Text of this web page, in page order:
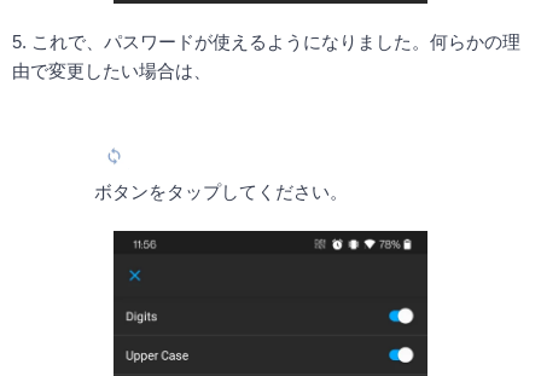
5. これで、パスワードが使えるようになりました。何らかの理
由で変更したい場合は、
ボタンをタップしてください。